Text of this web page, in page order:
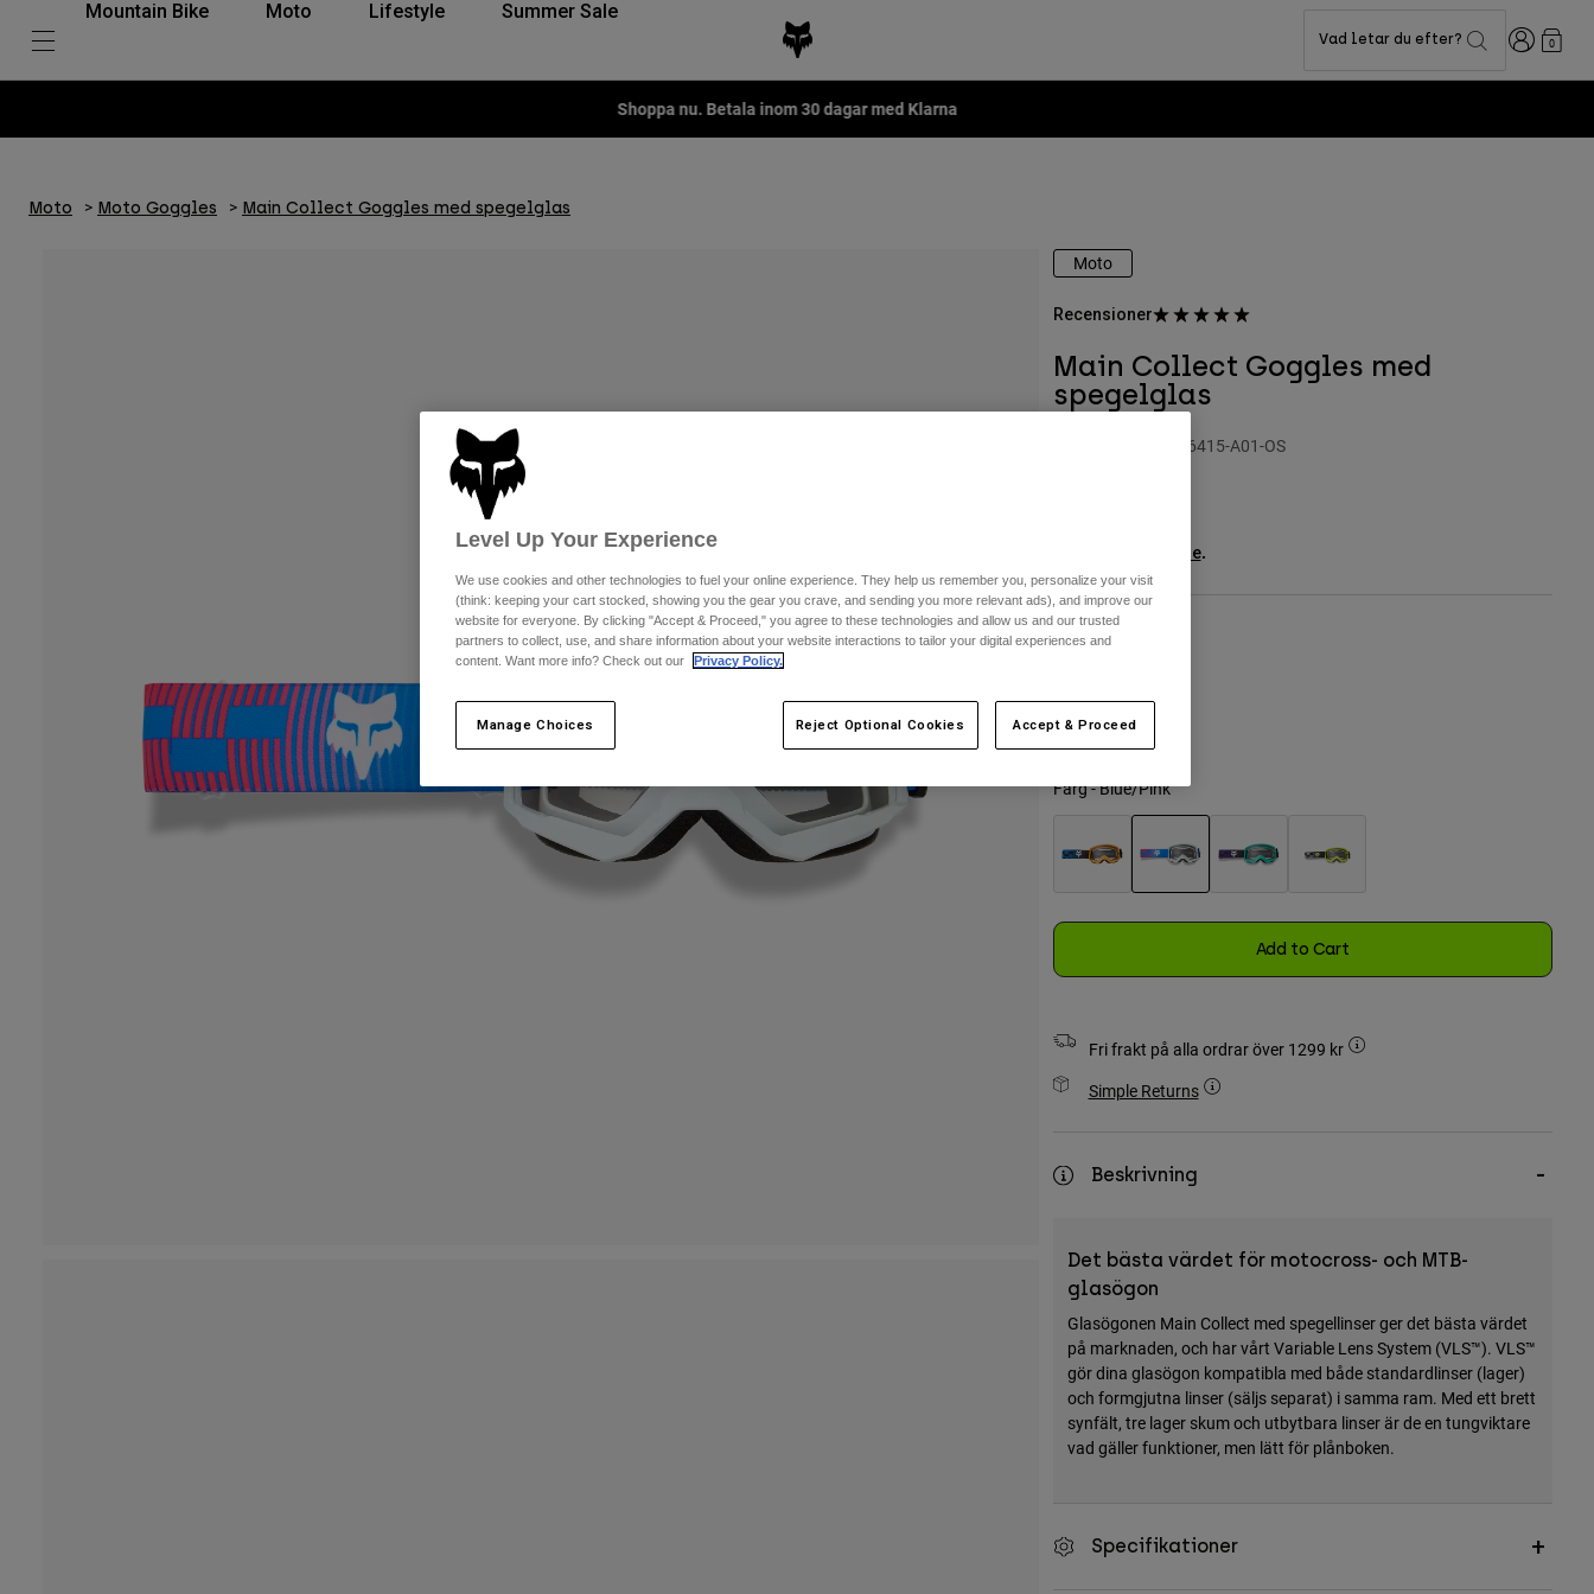
Mountain Bike Moto Lifestyle Summer Sale
Vad letar du efter? Login0
Shoppa nu. Betala inom 30 dagar med Klarna
Moto Moto Goggles Main Collect Goggles med spegelglas
Moto
Recensioner
Main Collect Goggles med
spegelglas
36415-A01-OS
here.
selected
Färg -Blue/Pink
Add to Cart
Fri frakt på alla ordrar över 1299 kr
Simple Returns
Beskrivning
Det bästa värdet för motocross- och MTB-
glasögon
Glasögonen Main Collect med spegellinser ger det bästa värdet
på marknaden, och har vårt Variable Lens System (VLS™). VLS™
gör dina glasögon kompatibla med både standardlinser (lager)
och formgjutna linser (säljs separat) i samma ram. Med ett brett
synfält, tre lager skum och utbytbara linser är de en tungviktare
vad gäller funktioner, men lätt för plånboken.
Specifikationer
Level Up Your Experience
We use cookies and other technologies to fuel your online experience. They help us remember you, personalize your visit
(think: keeping your cart stocked, showing you the gear you crave, and sending you more relevant ads), and improve our
website for everyone. By clicking "Accept & Proceed," you agree to these technologies and allow us and our trusted
partners to collect, use, and share information about your website interactions to tailor your digital experiences and
content. Want more info? Check out our
Privacy Policy.
Manage Choices Reject Optional Cookies Accept & Proceed